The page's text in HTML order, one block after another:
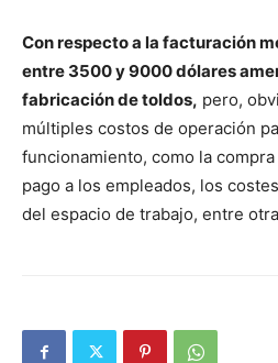
Con respecto a la facturación
entre 3500 y 9000 dólares
fabricación de toldos, pero,
múltiples costos de operación
funcionamiento, como la
pago a los empleados, los
del espacio de trabajo, entre